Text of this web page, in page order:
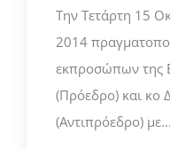
Την Τετάρτη 15
2014
εκπροσώπων της
(Πρόεδρο) και κο
(Αντιπρόεδρο) με...